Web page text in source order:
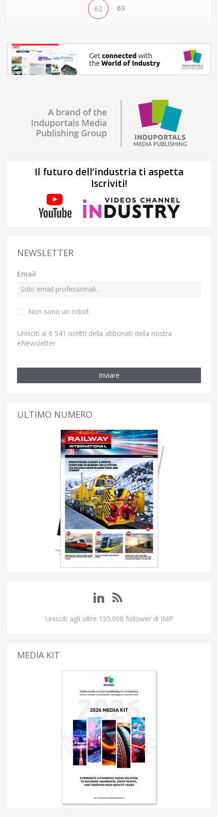
62 63
Il futuro dell’industria ti aspetta
Iscriviti!
NEWSLETTER
Email
Non sono un robot.
Unisciti ai 6 541 iscritti della abbonati della nostra
eNewsletter
Inviare
ULTIMO NUMERO
Unisciti agli oltre 155.000 follower di IMP
MEDIA KIT